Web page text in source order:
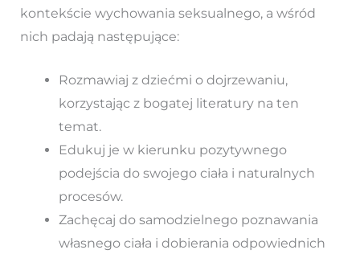
kontekście wychowania seksualnego, a wśród
nich padają następujące:
Rozmawiaj z dziećmi o dojrzewaniu,
korzystając z bogatej literatury na ten
temat.
Edukuj je w kierunku pozytywnego
podejścia do swojego ciała i naturalnych
procesów.
Zachęcaj do samodzielnego poznawania
własnego ciała i dobierania odpowiednich